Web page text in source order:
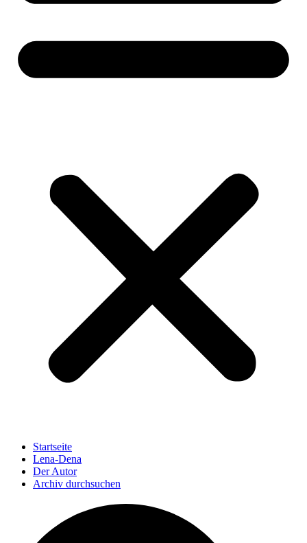
Startseite
Lena-Dena
Der Autor
Archiv durchsuchen